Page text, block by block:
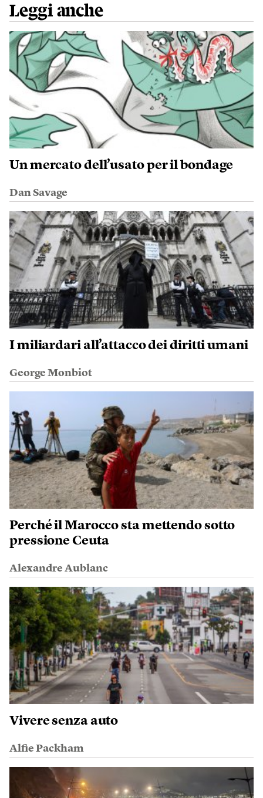
Leggi anche
Un mercato dell’usato per il bondage
Dan Savage
I miliardari all’attacco dei diritti umani
George Monbiot
Perché il Marocco sta mettendo sotto
pressione Ceuta
Alexandre Aublanc
Vivere senza auto
Alfie Packham